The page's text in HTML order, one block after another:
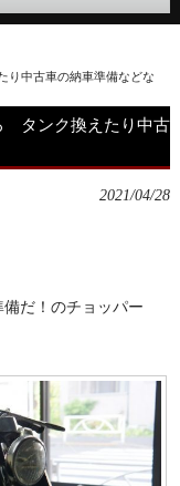
り中古車の納車準備などな
タンク換えたり中古
2021/04/28
だ！のチョッパー